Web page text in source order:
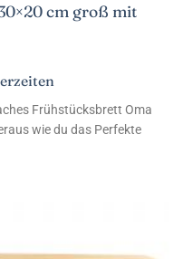
cm groß mit
Frühstücksbrett Oma
wie du das Perfekte